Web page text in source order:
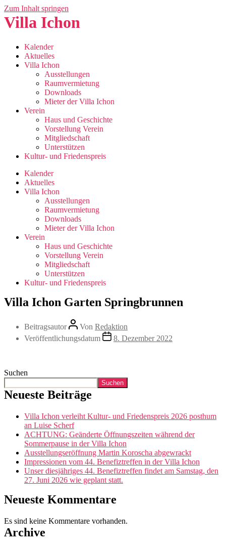
Zum Inhalt springen
Villa Ichon
Kalender
Aktuelles
Villa Ichon
Ausstellungen
Raumvermietung
Downloads
Mieter der Villa Ichon
Verein
Haus und Geschichte
Vorstellung Verein
Mitgliedschaft
Unterstützen
Kultur- und Friedenspreis
Kalender
Aktuelles
Villa Ichon
Ausstellungen
Raumvermietung
Downloads
Mieter der Villa Ichon
Verein
Haus und Geschichte
Vorstellung Verein
Mitgliedschaft
Unterstützen
Kultur- und Friedenspreis
Villa Ichon Garten Springbrunnen
Beitragsautor Von Redaktion
Veröffentlichungsdatum
8. Dezember 2022
Suchen
Suchen
Neueste Beiträge
Villa Ichon verleiht Kultur- und Friedenspreis 2026 posthum
an Luise Scherf
ACHTUNG: Geänderte Öffnungszeiten während der
Sommerpause in der Villa Ichon
Ausstellungseröffnung Martin Koroscha abgewrackt
Impressionen vom 44. Benefiztreffen in der Villa Ichon
Unser diesjähriges 44. Benefiztreffen findet am Samstag, den
27. Juni 2026 wie geplant statt.
Neueste Kommentare
Es sind keine Kommentare vorhanden.
Archive